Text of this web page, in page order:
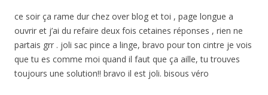
ce soir ça rame dur chez over blog et toi , page longue a
ouvrir et j’ai du refaire deux fois cetaines réponses , rien ne
partais grr . joli sac pince a linge, bravo pour ton cintre je vois
que tu es comme moi quand il faut que ça aille, tu trouves
toujours une solution!! bravo il est joli. bisous véro